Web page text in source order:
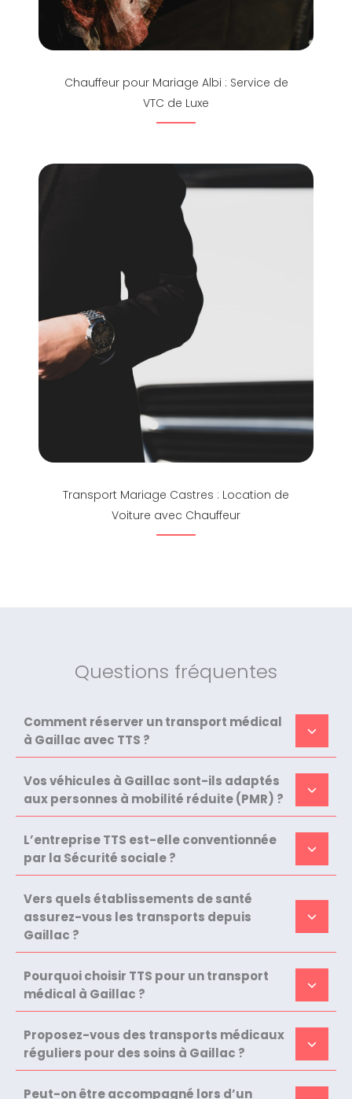
Chauffeur pour Mariage Albi : Service de
VTC de Luxe
Transport Mariage Castres : Location de
Voiture avec Chauffeur
Questions fréquentes
Comment réserver un transport médical
à Gaillac avec TTS ?
Vos véhicules à Gaillac sont-ils adaptés
aux personnes à mobilité réduite (PMR) ?
L’entreprise TTS est-elle conventionnée
par la Sécurité sociale ?
Vers quels établissements de santé
assurez-vous les transports depuis
Gaillac ?
Pourquoi choisir TTS pour un transport
médical à Gaillac ?
Proposez-vous des transports médicaux
réguliers pour des soins à Gaillac ?
Peut-on être accompagné lors d’un